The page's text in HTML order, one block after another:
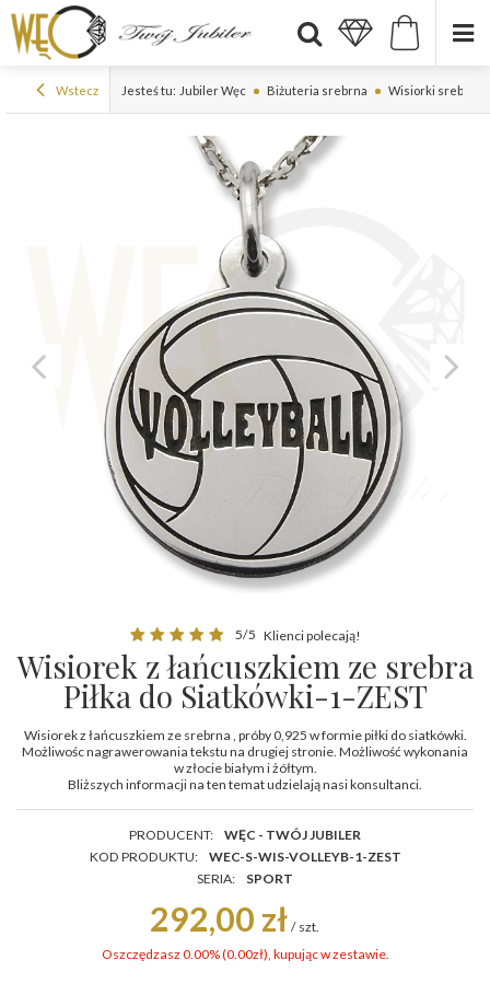
Wstecz Jesteś tu: Jubiler Węc Biżuteria srebrna Wisiorki srebrne
5/5 Klienci polecają!
Wisiorek z łańcuszkiem ze srebra
Piłka do Siatkówki-1-ZEST
Wisiorek z łańcuszkiem ze srebrna , próby 0,925 w formie piłki do siatkówki.
Możliwośc nagrawerowania tekstu na drugiej stronie. Możliwość wykonania
w złocie białym i żółtym.
Bliższych informacji na ten temat udzielają nasi konsultanci.
PRODUCENT:
WĘC - TWÓJ JUBILER
KOD PRODUKTU:
WEC-S-WIS-VOLLEYB-1-ZEST
SERIA:
SPORT
292,00 zł / szt.
Oszczędzasz 0.00% (0.00zł), kupując w zestawie.